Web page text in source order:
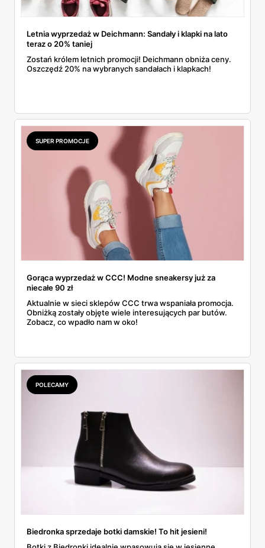
Letnia wyprzedaż w Deichmann: Sandały i klapki na lato
teraz o 20% taniej
Zostań królem letnich promocji! Deichmann obniża ceny.
Oszczędź 20% na wybranych sandałach i klapkach!
SUPER PROMOCJE
Gorąca wyprzedaż w CCC! Modne sneakersy już za
niecałe 90 zł
Aktualnie w sieci sklepów CCC trwa wspaniała promocja.
Obniżką zostały objęte wiele interesujących par butów.
Zobacz, co wpadło nam w oko!
POLECAMY
Biedronka sprzedaje botki damskie! To hit jesieni!